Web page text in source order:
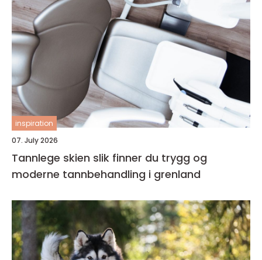
inspiration
07. July 2026
Tannlege skien slik finner du trygg og
moderne tannbehandling i grenland